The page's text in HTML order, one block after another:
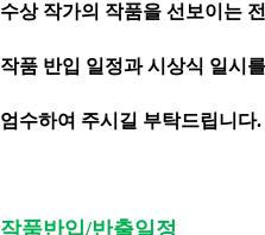
수상 작가의 작품을 선보이는
작품 반입 일정과 시상식 일시
엄수하여 주시길 부탁드립니다.
작품반입/반출일정